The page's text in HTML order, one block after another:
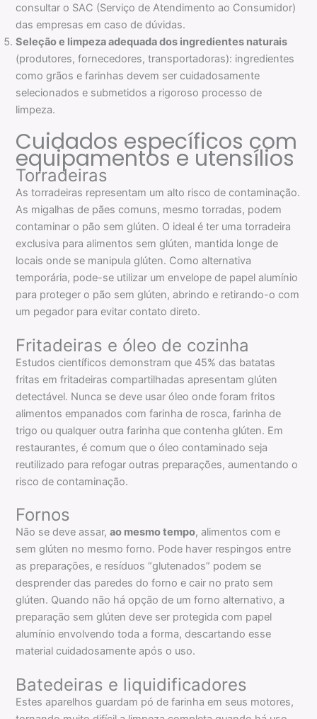
consultar o SAC (Serviço de Atendimento ao Consumidor)
das empresas em caso de dúvidas.
Seleção e limpeza adequada dos ingredientes naturais
(produtores, fornecedores, transportadoras): ingredientes
como grãos e farinhas devem ser cuidadosamente
selecionados e submetidos a rigoroso processo de
limpeza.
Cuidados específicos com
equipamentos e utensílios
Torradeiras
As torradeiras representam um alto risco de contaminação.
As migalhas de pães comuns, mesmo torradas, podem
contaminar o pão sem glúten. O ideal é ter uma torradeira
exclusiva para alimentos sem glúten, mantida longe de
locais onde se manipula glúten. Como alternativa
temporária, pode-se utilizar um envelope de papel alumínio
para proteger o pão sem glúten, abrindo e retirando-o com
um pegador para evitar contato direto.
Fritadeiras e óleo de cozinha
Estudos científicos demonstram que 45% das batatas
fritas em fritadeiras compartilhadas apresentam glúten
detectável. Nunca se deve usar óleo onde foram fritos
alimentos empanados com farinha de rosca, farinha de
trigo ou qualquer outra farinha que contenha glúten. Em
restaurantes, é comum que o óleo contaminado seja
reutilizado para refogar outras preparações, aumentando o
risco de contaminação.
Fornos
Não se deve assar,ao mesmo tempo, alimentos com e
sem glúten no mesmo forno. Pode haver respingos entre
as preparações, e resíduos “glutenados” podem se
desprender das paredes do forno e cair no prato sem
glúten. Quando não há opção de um forno alternativo, a
preparação sem glúten deve ser protegida com papel
alumínio envolvendo toda a forma, descartando esse
material cuidadosamente após o uso.
Batedeiras e liquidificadores
Estes aparelhos guardam pó de farinha em seus motores,